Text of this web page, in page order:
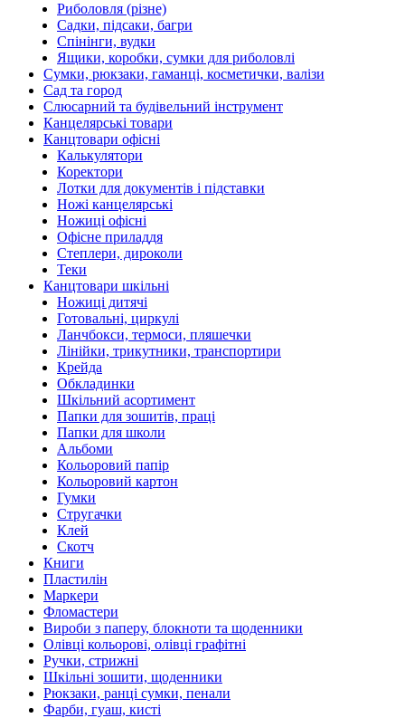
Риболовля (різне)
Садки, підсаки, багри
Спінінги, вудки
Ящики, коробки, сумки для риболовлі
Сумки, рюкзаки, гаманці, косметички, валізи
Сад та город
Слюсарний та будівельний інструмент
Канцелярські товари
Канцтовари офісні
Калькулятори
Коректори
Лотки для документів і підставки
Ножі канцелярські
Ножиці офісні
Офісне приладдя
Степлери, дироколи
Теки
Канцтовари шкільні
Ножиці дитячі
Готовальні, циркулі
Ланчбокси, термоси, пляшечки
Лінійки, трикутники, транспортири
Крейда
Обкладинки
Шкільний асортимент
Папки для зошитів, праці
Папки для школи
Альбоми
Кольоровий папір
Кольоровий картон
Гумки
Стругачки
Клей
Скотч
Книги
Пластилін
Маркери
Фломастери
Вироби з паперу, блокноти та щоденники
Олівці кольорові, олівці графітні
Ручки, стрижні
Шкільні зошити, щоденники
Рюкзаки, ранці сумки, пенали
Фарби, гуаш, кисті